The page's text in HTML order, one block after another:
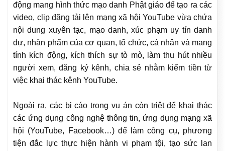
động mang hình thức mạo danh Phật giáo để tạo ra các
video, clip đăng tải lên mạng xã hội YouTube vừa chứa
nội dung xuyên tạc, mạo danh, xúc phạm uy tín danh
dự, nhân phẩm của cơ quan, tổ chức, cá nhân và mang
tính kích động, kích thích sự tò mò, làm thu hút nhiều
người xem, đăng ký kênh, chia sẻ nhằm kiếm tiền từ
việc khai thác kênh YouTube.
Ngoài ra, các bị cáo trong vụ án còn triệt để khai thác
các ứng dụng công nghệ thông tin, ứng dụng mạng xã
hội (YouTube, Facebook…) để làm công cụ, phương
tiện đắc lực thực hiện hành vi phạm tội, tạo sức lan